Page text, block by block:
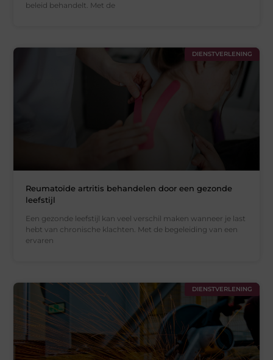
beleid behandelt. Met de
DIENSTVERLENING
Reumatoïde artritis behandelen door een gezonde
leefstijl
Een gezonde leefstijl kan veel verschil maken wanneer je last
hebt van chronische klachten. Met de begeleiding van een
ervaren
DIENSTVERLENING